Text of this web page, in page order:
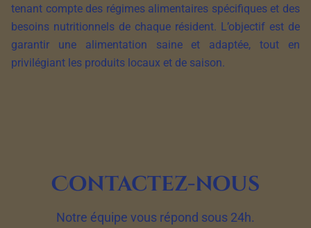
tenant compte des régimes alimentaires spécifiques et des
besoins nutritionnels de chaque résident. L’objectif est de
garantir une alimentation saine et adaptée, tout en
privilégiant les produits locaux et de saison.
Contactez-nous
Notre équipe vous répond sous 24h.